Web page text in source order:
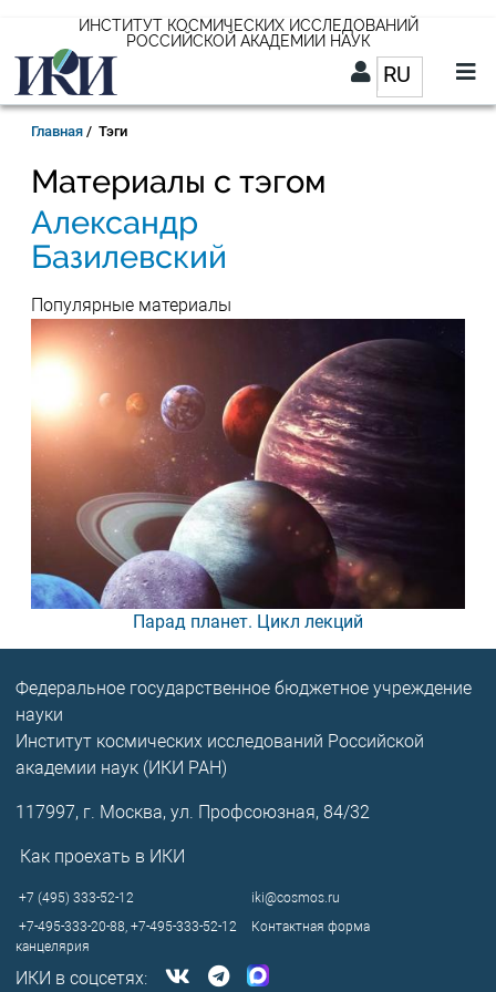
основному
содержанию
ИНСТИТУТ КОСМИЧЕСКИХ ИССЛЕДОВАНИЙ
РОССИЙСКОЙ АКАДЕМИИ НАУК
RUСписок
RU
Строка
навигации
Главная Тэги
Материалы с тэгом
Александр
Базилевский
Популярные материалы
Парад планет. Цикл лекций
Федеральное государственное бюджетное учреждение
науки
Институт космических исследований Российской
академии наук (ИКИ РАН)
117997, г. Москва, ул. Профсоюзная, 84/32
Как проехать в ИКИ
+7 (495) 333-52-12
iki@cosmos.ru
+7-495-333-20-88,+7-495-333-52-12
канцелярия
Контактная форма
ИКИ в соцсетях: